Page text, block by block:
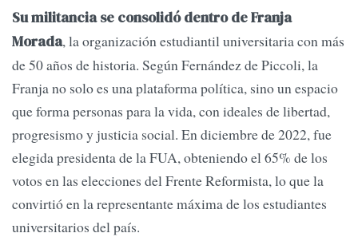
Su militancia se consolidó dentro de Franja
Morada, la organización estudiantil universitaria con más
de 50 años de historia. Según Fernández de Piccoli, la
Franja no solo es una plataforma política, sino un espacio
que forma personas para la vida, con ideales de libertad,
progresismo y justicia social. En diciembre de 2022, fue
elegida presidenta de la FUA, obteniendo el 65% de los
votos en las elecciones del Frente Reformista, lo que la
convirtió en la representante máxima de los estudiantes
universitarios del país.